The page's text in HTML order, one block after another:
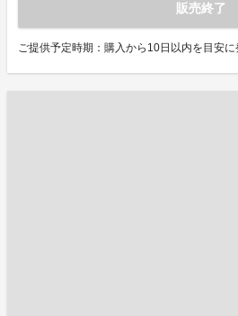
販売終了
ご提供予定時期：購入から10日以内を目安に